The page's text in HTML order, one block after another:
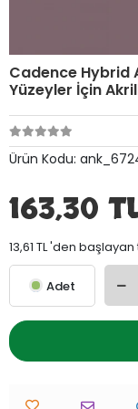
Cadence Hybrid
Yüzeyler İçin
Ürün Kodu:
163,30
13,61 TL 'den
Adet